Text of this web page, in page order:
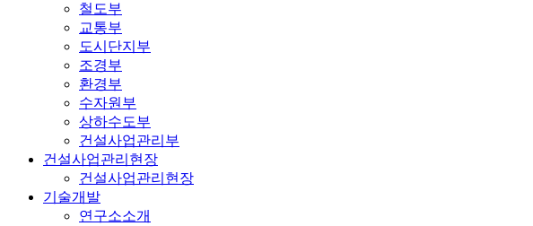
철도부
교통부
도시단지부
조경부
환경부
수자원부
상하수도부
건설사업관리부
건설사업관리현장
건설사업관리현장
기술개발
연구소소개